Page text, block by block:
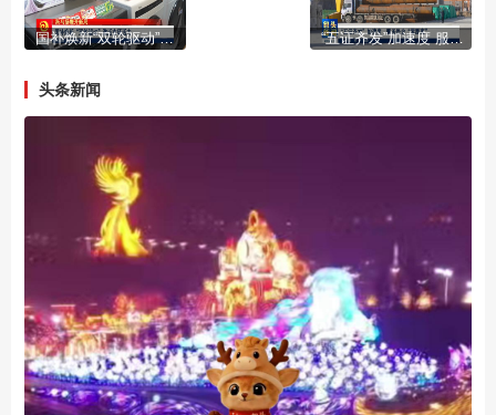
国补焕新“双轮驱动”激活市场活力 “五证齐发”加速度 服务民企“零距离”
头条新闻